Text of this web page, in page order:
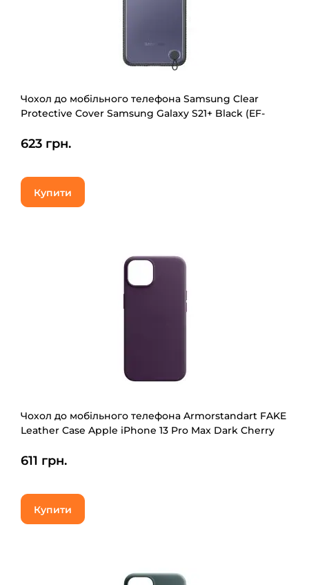
Чохол до мобільного телефона Samsung Clear
Protective Cover Samsung Galaxy S21+ Black (EF-
623 грн.
Купити
Чохол до мобільного телефона Armorstandart FAKE
Leather Case Apple iPhone 13 Pro Max Dark Cherry
611 грн.
Купити